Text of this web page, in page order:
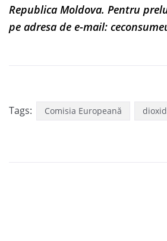
Republica Moldova. Pentru
pe adresa de e-mail:
Tags: Comisia Europeană